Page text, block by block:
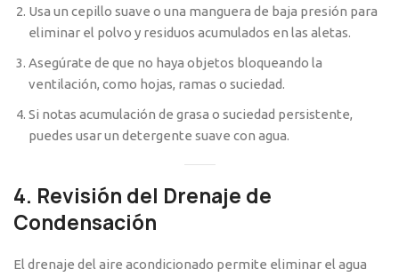
Usa un cepillo suave o una manguera de baja presión para
eliminar el polvo y residuos acumulados en las aletas.
Asegúrate de que no haya objetos bloqueando la
ventilación, como hojas, ramas o suciedad.
Si notas acumulación de grasa o suciedad persistente,
puedes usar un detergente suave con agua.
4. Revisión del Drenaje de
Condensación
El drenaje del aire acondicionado permite eliminar el agua